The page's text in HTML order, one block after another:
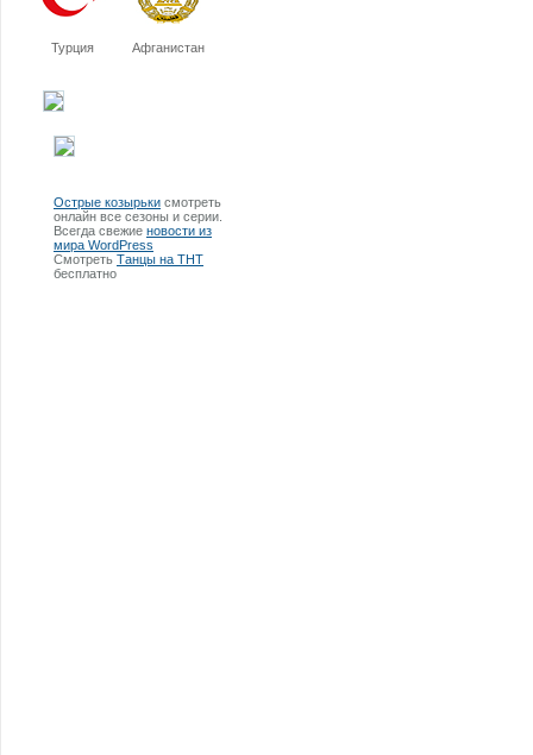
Турция Афганистан
Острые козырьки смотреть
онлайн все сезоны и серии.
Всегда свежие новости из
мира WordPress
Смотреть Танцы на ТНТ
бесплатно